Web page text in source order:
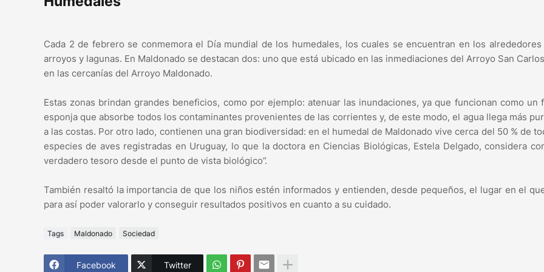
Cada 2 de febrero se conmemora el Día mundial de los humedales, los cuales se encuentran en los
arroyos y lagunas. En Maldonado se destacan dos: uno que está ubicado en las inmediaciones del Arroyo San
en las cercanías del Arroyo Maldonado.
Estas zonas brindan grandes beneficios, como por ejemplo: atenuar las inundaciones, ya que funcionan como
esponja que absorbe todos los contaminantes provenientes de las corrientes y, de este modo, el agua llega más
a las costas. Por otro lado, contienen una gran biodiversidad: en el humedal de Maldonado vive cerca del 50 % de
especies de aves registradas en Uruguay, lo que la doctora en Ciencias Biológicas, Estela Delgado, considera
verdadero tesoro desde el punto de vista biológico”.
También resaltó la importancia de que los niños estén informados y entienden, desde pequeños, el lugar en el
para así poder valorarlo y conseguir resultados positivos en cuanto a su cuidado.
Tags Maldonado Sociedad
Facebook Twitter